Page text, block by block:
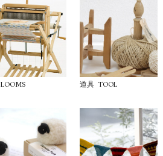
LOOMS 道具 TOOL